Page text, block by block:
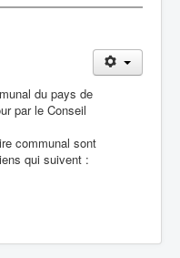
du pays de
par le Conseil
communal sont
qui suivent :